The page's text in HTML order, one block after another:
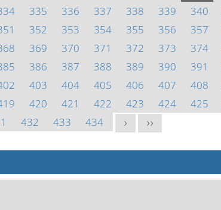
335 336 337 338 339 340
352 353 354 355 356 357
369 370 371 372 373 374
386 387 388 389 390 391
403 404 405 406 407 408
420 421 422 423 424 425
432 433 434 > >>